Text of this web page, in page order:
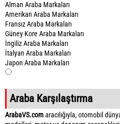
Alman Araba Markaları
Amerikan Araba Markaları
Fransız Araba Markaları
Güney Kore Araba Markaları
İngiliz Araba Markaları
İtalyan Araba Markaları
Japon Araba Markaları
Araba Karşılaştırma
ArabaVS.comaracılığıyla, otomobil